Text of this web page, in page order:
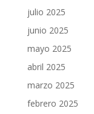
julio 2025
junio 2025
mayo 2025
abril 2025
marzo 2025
febrero 2025